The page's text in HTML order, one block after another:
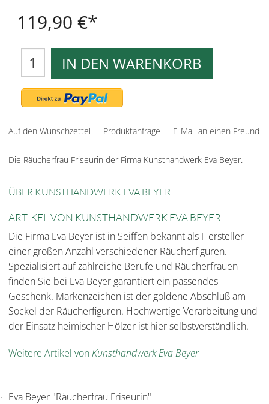
119,90 €
IN DEN WARENKORB
Auf den Wunschzettel Produktanfrage E-Mail an einen Freund
Die Räucherfrau Friseurin der Firma Kunsthandwerk Eva Beyer.
ÜBER KUNSTHANDWERK EVA BEYER
ARTIKEL VON KUNSTHANDWERK EVA BEYER
Die Firma Eva Beyer ist in Seiffen bekannt als Hersteller
einer großen Anzahl verschiedener Räucherfiguren.
Spezialisiert auf zahlreiche Berufe und Räucherfrauen
finden Sie bei Eva Beyer garantiert ein passendes
Geschenk. Markenzeichen ist der goldene Abschluß am
Sockel der Räucherfiguren. Hochwertige Verarbeitung und
der Einsatz heimischer Hölzer ist hier selbstverständlich.
Weitere Artikel vonKunsthandwerk Eva Beyer
Eva Beyer "Räucherfrau Friseurin"